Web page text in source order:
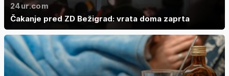
24ur.com
Čakanje pred ZD Bežigrad: vrata doma zaprta